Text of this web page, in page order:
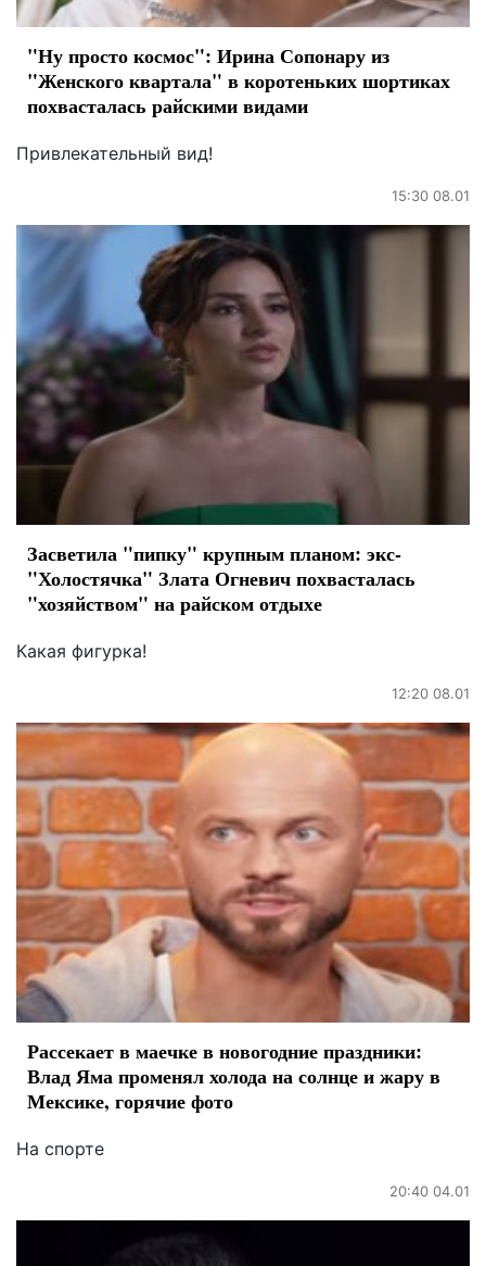
"Ну просто космос": Ирина Сопонару из
"Женского квартала" в коротеньких шортиках
похвасталась райскими видами
Привлекательный вид!
15:30 08.01
Засветила "пипку" крупным планом: экс-
"Холостячка" Злата Огневич похвасталась
"хозяйством" на райском отдыхе
Какая фигурка!
12:20 08.01
Рассекает в маечке в новогодние праздники:
Влад Яма променял холода на солнце и жару в
Мексике, горячие фото
На спорте
20:40 04.01